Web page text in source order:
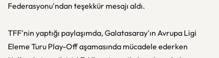
Federasyonu'ndan teşekkür mesajı aldı.
TFF'nin yaptığı paylaşımda, Galatasaray'ın Avrupa Ligi
Eleme Turu Play-Off aşamasında mücadele ederken